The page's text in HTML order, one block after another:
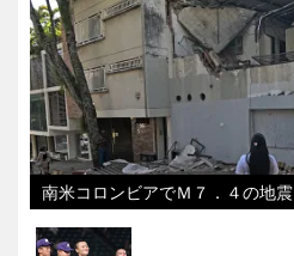
南米コロンビアでＭ７．４の地震